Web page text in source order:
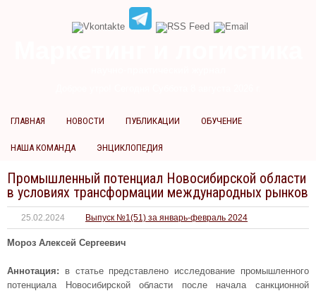
ГЛАВНАЯ НОВОСТИ ПУБЛИКАЦИИ ОБУЧЕНИЕ
НАША КОМАНДА ЭНЦИКЛОПЕДИЯ
Промышленный потенциал Новосибирской области
в условиях трансформации международных рынков
25.02.2024 Выпуск №1(51) за январь-февраль 2024
Мороз Алексей Сергеевич
Аннотация: в статье представлено исследование промышленного
потенциала Новосибирской области после начала санкционной